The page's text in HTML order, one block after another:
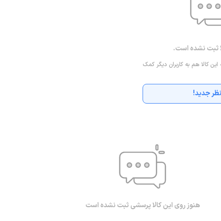
ثبت نشده است.
این کالا هم به کاربران دیگر کمک
جدید!
هنوز روی این کالا پرسشی ثبت نشده است